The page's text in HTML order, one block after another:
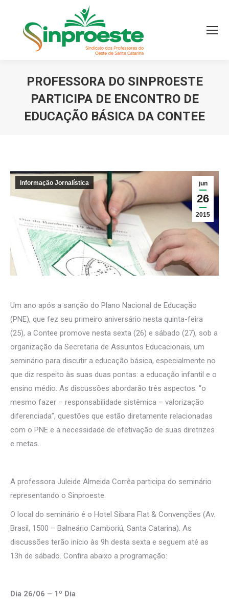
PROFESSORA DO SINPROESTE
PARTICIPA DE ENCONTRO DE
EDUCAÇÃO BÁSICA DA CONTEE
jun
26
2015
Informação Jornalística
Um ano após a sanção do Plano Nacional de Educação
(PNE), que fez seu primeiro aniversário nesta quinta-feira
(25), a Contee promove nesta sexta (26) e sábado (27), sob a
organização da Secretaria de Assuntos Educacionais, um
seminário para discutir a educação básica, especialmente no
que diz respeito às suas duas pontas: a educação infantil e o
ensino médio. As discussões abordarão três aspectos: “o
mesmo fazer – responsabilidade sistêmica – valorização
diferenciada”, questões que estão diretamente relacionadas
com o PNE e a necessidade de efetivação de suas diretrizes
e metas.
A professora Juleide Almeida Corrêa participa do seminário
representando o Sinproeste.
O local do seminário é o Hotel Sibara Flat & Convenções (Av.
Brasil, 1500 – Balneário Camboriú, Santa Catarina). As
discussões terão início às 9h desta sexta e seguem até as
13h de sábado. Confira abaixo a programação:
Dia 26/06 – 1º Dia